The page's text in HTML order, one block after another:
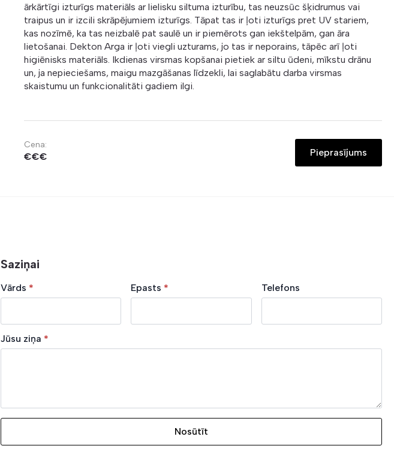
ārkārtīgi izturīgs materiāls ar lielisku siltuma izturību, tas neuzsūc šķidrumus vai
traipus un ir izcili skrāpējumiem izturīgs. Tāpat tas ir ļoti izturīgs pret UV stariem,
kas nozīmē, ka tas neizbalē pat saulē un ir piemērots gan iekštelpām, gan āra
lietošanai. Dekton Arga ir ļoti viegli uzturams, jo tas ir neporains, tāpēc arī ļoti
higiēnisks materiāls. Ikdienas virsmas kopšanai pietiek ar siltu ūdeni, mīkstu drānu
un, ja nepieciešams, maigu mazgāšanas līdzekli, lai saglabātu darba virsmas
skaistumu un funkcionalitāti gadiem ilgi.
Cena:
€€€ Pieprasījums
Saziņai
Vārds * Epasts * Telefons
Jūsu ziņa *
Nosūtīt